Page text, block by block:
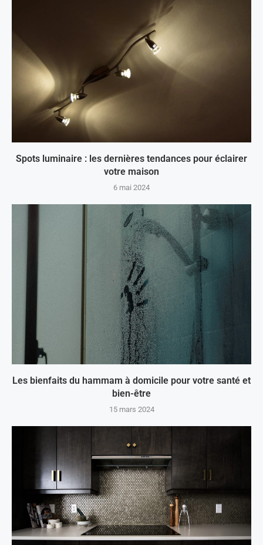
Spots luminaire : les dernières tendances pour éclairer
votre maison
6 mai 2024
Les bienfaits du hammam à domicile pour votre santé et
bien-être
15 mars 2024